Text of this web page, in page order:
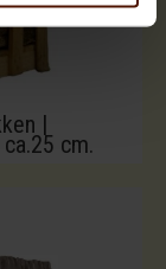
|
cm.